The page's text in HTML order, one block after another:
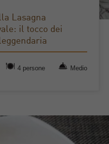
Lasagna
il tocco dei
4 persone Medio